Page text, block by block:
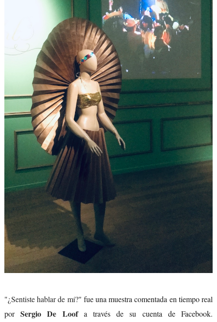
"¿Sentiste hablar de mí?" fue una muestra comentada en tiempo real
porSergio De Loofa través de su cuenta de Facebook.